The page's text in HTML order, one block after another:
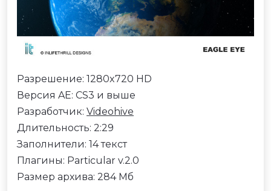
Разрешение: 1280x720 HD
Версия AE: CS3 и выше
Разработчик: Videohive
Длительность: 2:29
Заполнители: 14 текст
Плагины: Particular v.2.0
Размер архива: 284 Мб